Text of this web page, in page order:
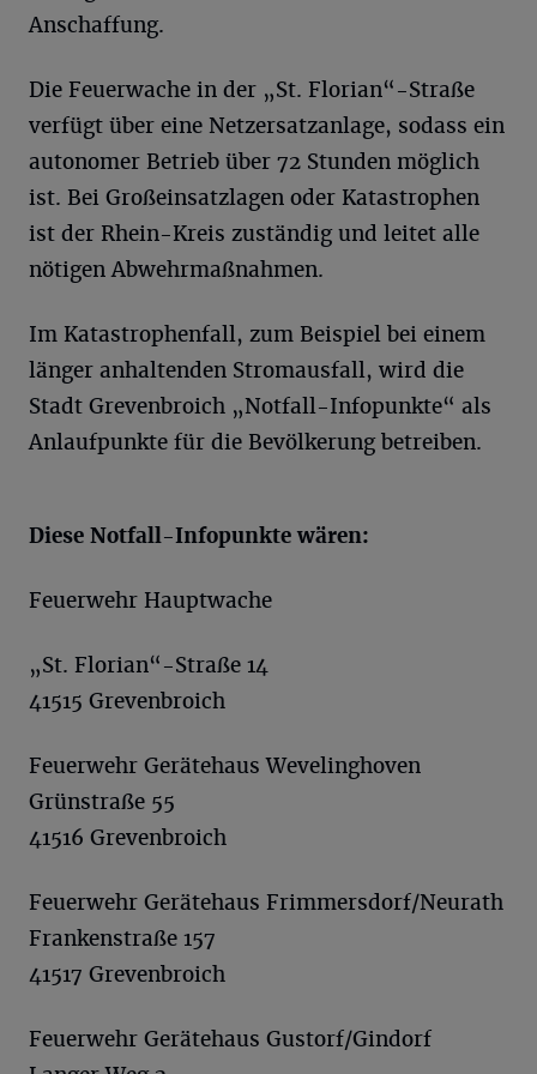
Anschaffung.
Die Feuerwache in der „St. Florian“-Straße
verfügt über eine Netzersatzanlage, sodass ein
autonomer Betrieb über 72 Stunden möglich
ist. Bei Großeinsatzlagen oder Katastrophen
ist der Rhein-Kreis zuständig und leitet alle
nötigen Abwehrmaßnahmen.
Im Katastrophenfall, zum Beispiel bei einem
länger anhaltenden Stromausfall, wird die
Stadt Grevenbroich „Notfall-Infopunkte“ als
Anlaufpunkte für die Bevölkerung betreiben.
Diese Notfall-Infopunkte wären:
Feuerwehr Hauptwache
„St. Florian“-Straße 14
41515 Grevenbroich
Feuerwehr Gerätehaus Wevelinghoven
Grünstraße 55
41516 Grevenbroich
Feuerwehr Gerätehaus Frimmersdorf/Neurath
Frankenstraße 157
41517 Grevenbroich
Feuerwehr Gerätehaus Gustorf/Gindorf